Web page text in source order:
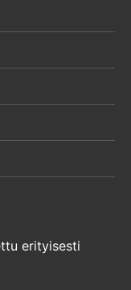
erityisesti